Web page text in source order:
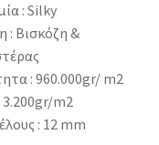
: Silky
: Βισκόζη &
: 960.000gr/ m2
3.200gr/m2
: 12 mm